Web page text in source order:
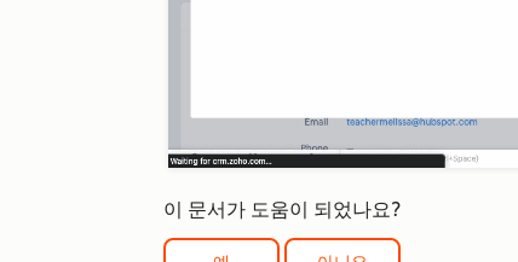
이 문서가 도움이 되었나요?